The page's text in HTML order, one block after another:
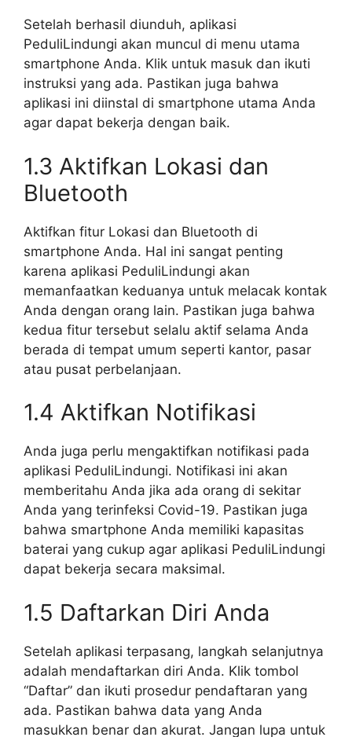
Setelah berhasil diunduh, aplikasi
PeduliLindungi akan muncul di menu utama
smartphone Anda. Klik untuk masuk dan ikuti
instruksi yang ada. Pastikan juga bahwa
aplikasi ini diinstal di smartphone utama Anda
agar dapat bekerja dengan baik.
1.3 Aktifkan Lokasi dan
Bluetooth
Aktifkan fitur Lokasi dan Bluetooth di
smartphone Anda. Hal ini sangat penting
karena aplikasi PeduliLindungi akan
memanfaatkan keduanya untuk melacak kontak
Anda dengan orang lain. Pastikan juga bahwa
kedua fitur tersebut selalu aktif selama Anda
berada di tempat umum seperti kantor, pasar
atau pusat perbelanjaan.
1.4 Aktifkan Notifikasi
Anda juga perlu mengaktifkan notifikasi pada
aplikasi PeduliLindungi. Notifikasi ini akan
memberitahu Anda jika ada orang di sekitar
Anda yang terinfeksi Covid-19. Pastikan juga
bahwa smartphone Anda memiliki kapasitas
baterai yang cukup agar aplikasi PeduliLindungi
dapat bekerja secara maksimal.
1.5 Daftarkan Diri Anda
Setelah aplikasi terpasang, langkah selanjutnya
adalah mendaftarkan diri Anda. Klik tombol
“Daftar” dan ikuti prosedur pendaftaran yang
ada. Pastikan bahwa data yang Anda
masukkan benar dan akurat. Jangan lupa untuk